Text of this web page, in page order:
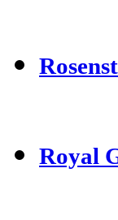
Royal